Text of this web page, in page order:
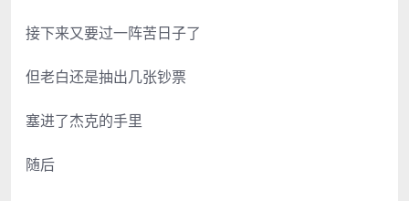
接下来又要过一阵苦日子了
但老白还是抽出几张钞票
塞进了杰克的手里
随后